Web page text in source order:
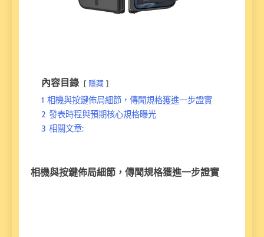
內容目錄 隱藏
1 相機與按鍵佈局細節，傳聞規格獲進一步證實
2 發表時程與預期核心規格曝光
3 相關文章:
相機與按鍵佈局細節，傳聞規格獲進一步證實